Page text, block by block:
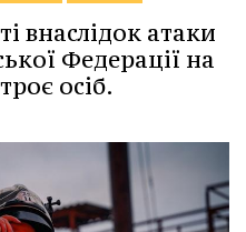
внаслідок атаки
Федерації на
осіб.